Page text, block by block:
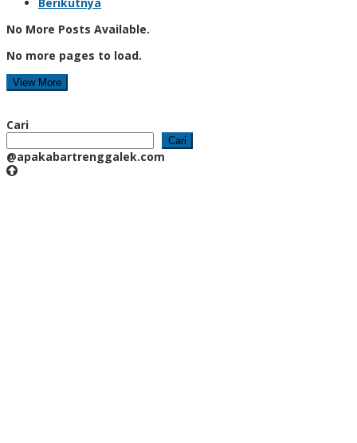
No More Posts Available.
No more pages to load.
View More
Cari
Cari
@apakabartrenggalek.com